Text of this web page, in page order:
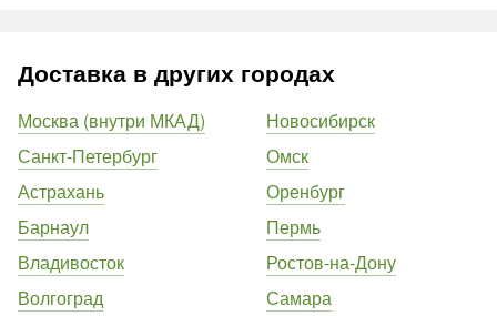
Доставка в других городах
Москва (внутри МКАД)
Санкт-Петербург
Астрахань
Барнаул
Владивосток
Волгоград
Новосибирск
Омск
Оренбург
Пермь
Ростов-на-Дону
Самара